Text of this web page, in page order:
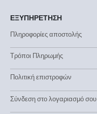
ΕΞΥΠΗΡΕΤΗΣΗ
Πληροφορίες αποστολής
Τρόποι Πληρωμής
Πολιτική επιστροφών
Σύνδεση στο λογαριασμό σου